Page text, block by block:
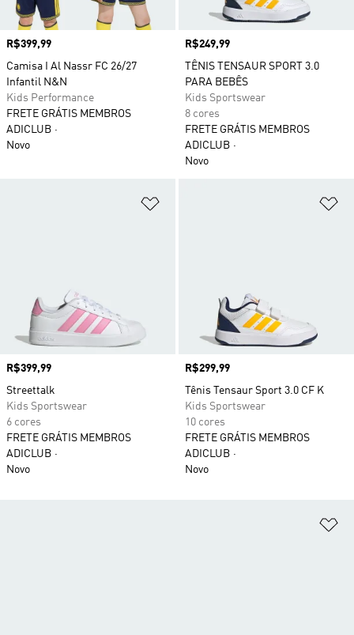
Preço
R$399,99
Camisa I Al Nassr FC 26/27
Infantil N&N
Kids Performance
FRETE GRÁTIS MEMBROS
ADICLUB
Novo
Preço
R$249,99
TÊNIS TENSAUR SPORT 3.0
PARA BEBÊS
Kids Sportswear
8 cores
FRETE GRÁTIS MEMBROS
ADICLUB
Novo
Preço
R$399,99
Streettalk
Kids Sportswear
6 cores
FRETE GRÁTIS MEMBROS
ADICLUB
Novo
Preço
R$299,99
Tênis Tensaur Sport 3.0 CF K
Kids Sportswear
10 cores
FRETE GRÁTIS MEMBROS
ADICLUB
Novo